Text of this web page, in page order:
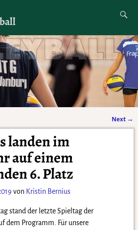
Next →
landen im
auf einem
6. Platz
von Kristin Bernius
stand der letzte Spieltag der
dem Programm. Für unsere